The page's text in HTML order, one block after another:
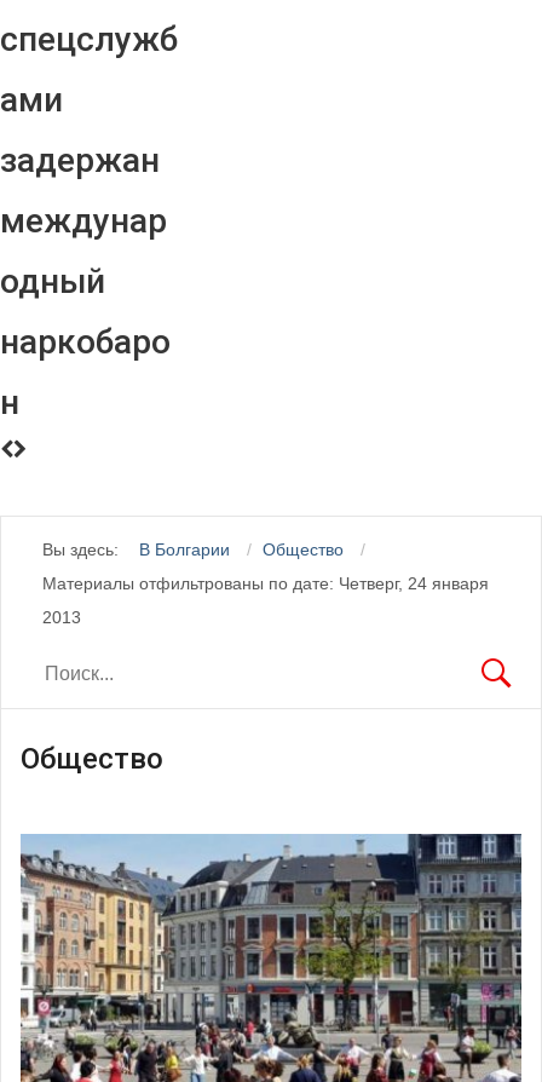
спецслужб
ами
задержан
междунар
одный
наркобаро
н
Вы здесь: В Болгарии
Общество
Материалы отфильтрованы по дате: Четверг, 24 января
2013
Общество